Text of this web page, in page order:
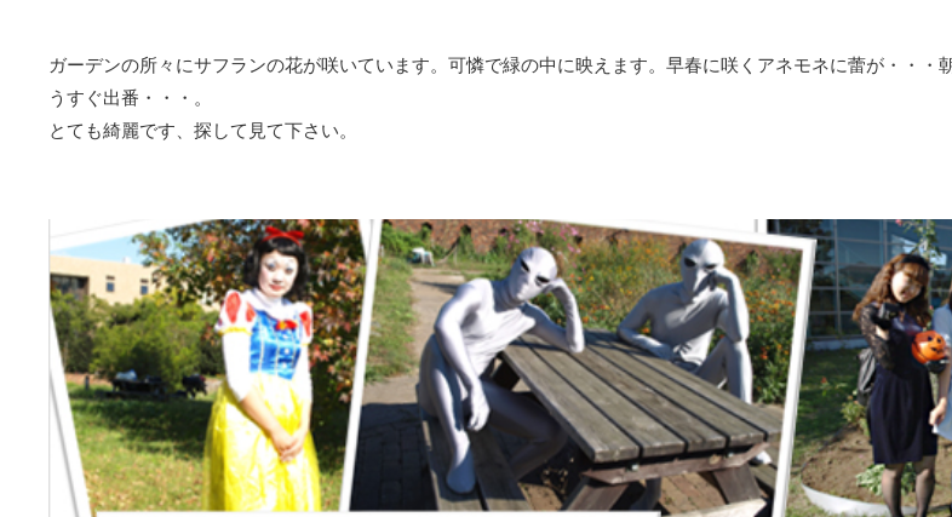
ガーデンの所々にサフランの花が咲いています。可憐で緑の中に映えます。早春に咲くアネモネに蕾が・・・
うすぐ出番・・・。
とても綺麗です、探して見て下さい。